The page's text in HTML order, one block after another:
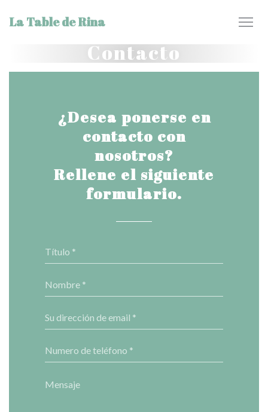
La Table de Rina
Contacto
¿Desea ponerse en
contacto con
nosotros?
Rellene el siguiente
formulario.